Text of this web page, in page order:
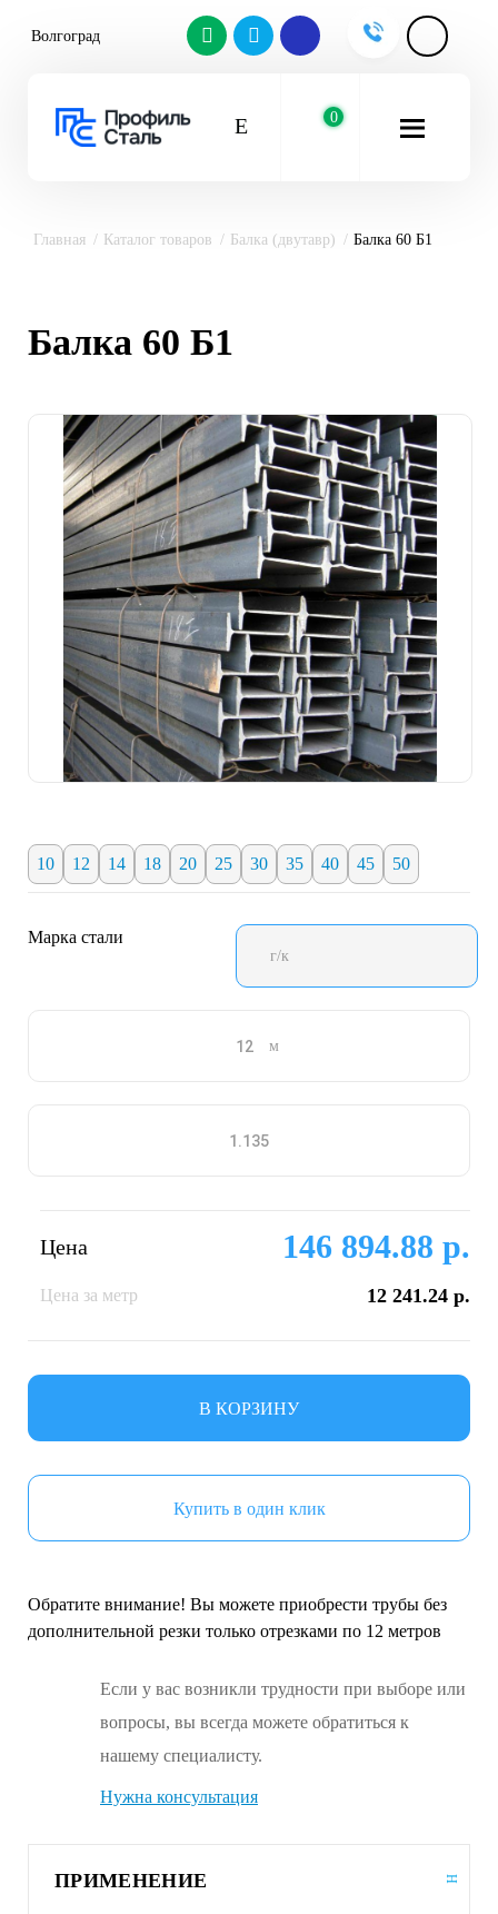
Волгоград
0
Главная Каталог товаров Балка (двутавр) Балка 60 Б1
Балка 60 Б1
10 12 14 18 20 25 30 35 40 45 50
Марка стали
г/к
м
Цена 146 894.88 р.
Цена за метр 12 241.24 р.
В КОРЗИНУ
Купить в один клик
Обратите внимание! Вы можете приобрести трубы без
дополнительной резки только отрезками по 12 метров
Если у вас возникли трудности при выборе или
вопросы, вы всегда можете обратиться к
нашему специалисту.
Нужна консультация
ПРИМЕНЕНИЕ